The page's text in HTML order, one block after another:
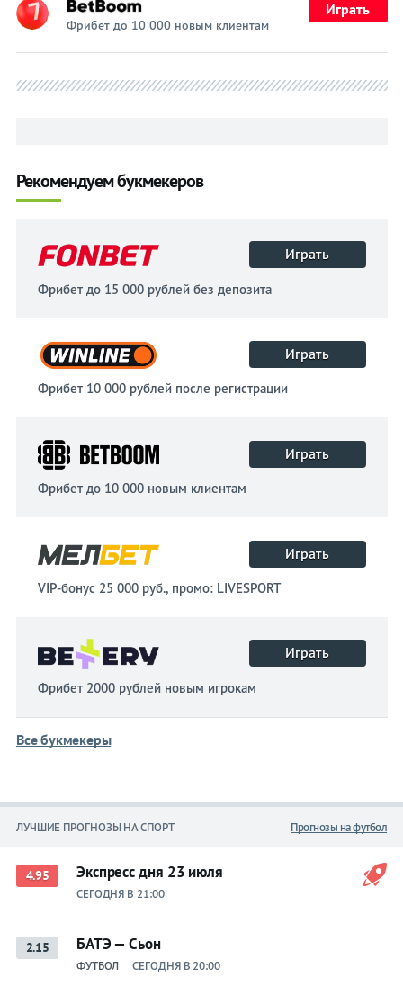
Фрибет до 10 000 новым клиентам
Играть
Рекомендуем букмекеров
Играть
Фрибет до 15 000 рублей без депозита
Играть
Фрибет 10 000 рублей после регистрации
Играть
Фрибет до 10 000 новым клиентам
Играть
VIP-бонус 25 000 руб., промо: LIVESPORT
Играть
Фрибет 2000 рублей новым игрокам
Все букмекеры
ЛУЧШИЕ ПРОГНОЗЫ НА СПОРТ Прогнозы на футбол
4.95 Экспресс дня 23 июля
СЕГОДНЯ В 21:00
2.15 БАТЭ — Сьон
ФУТБОЛ СЕГОДНЯ В 20:00